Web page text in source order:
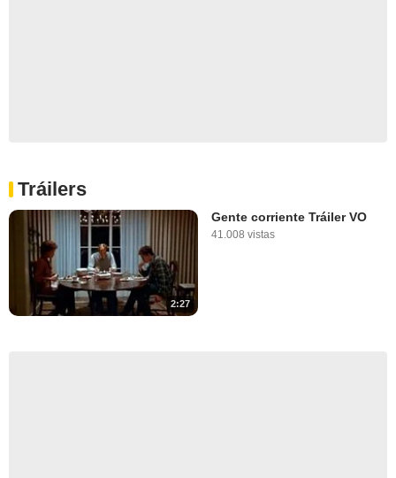
Tráilers
2:27
Gente corriente Tráiler VO
41.008 vistas